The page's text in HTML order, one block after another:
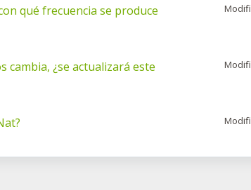
qué frecuencia se produce
cambia, ¿se actualizará este